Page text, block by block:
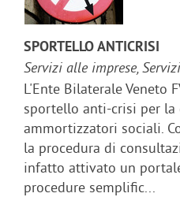
SPORTELLO ANTICRISI
Servizi alle imprese,
L'Ente Bilaterale Veneto
sportello anti-crisi per la
ammortizzatori sociali.
la procedura di
infatto attivato un
procedure semplific...